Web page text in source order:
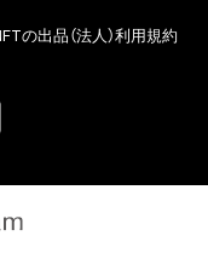
託を受けている者は、
の出品（法人）利用規約